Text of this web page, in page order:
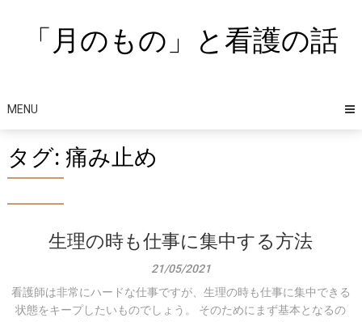
「月のもの」と看護の話
MENU
タグ: 痛み止め
生理の時も仕事に集中する方法
21/05/2021
看護師は非常にハードな仕事ですが、生理の時も仕事に集中できる
状態をキープしたいものでしょう。 そのためにまず基本となるの